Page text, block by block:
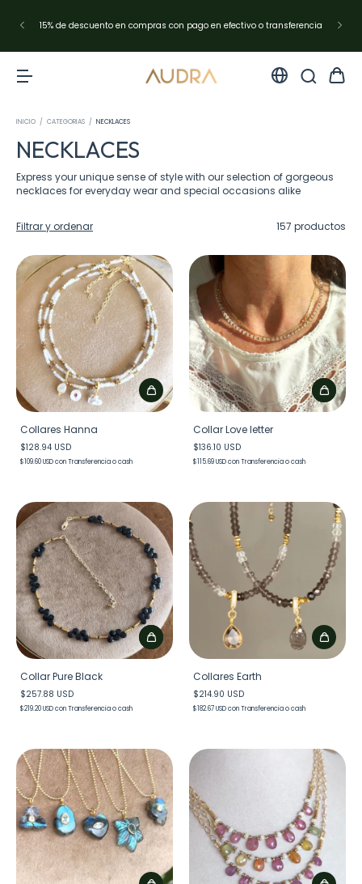
Envíos en Argentina con Andreani✨resto del mundo con DHL Express
INICIO / CATEGORIAS / NECKLACES
NECKLACES
Express your unique sense of style with our selection of gorgeous
necklaces for everyday wear and special occasions alike
Filtrar y ordenar 157 productos
Collares Hanna
$128.94 USD
$109.60 USDconTransferencia o cash
Collar Love letter
$136.10 USD
$115.69 USDconTransferencia o cash
Collar Pure Black
$257.88 USD
$219.20 USDconTransferencia o cash
Collares Earth
$214.90 USD
$182.67 USDconTransferencia o cash